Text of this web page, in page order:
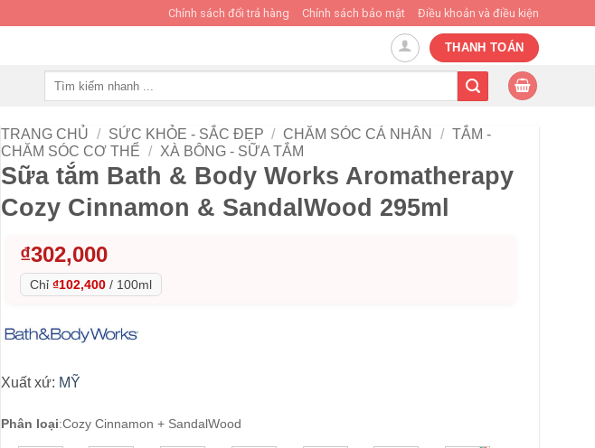
Chính sách đổi trả hàng Chính sách bảo mật Điều khoản và điều kiện
THANH TOÁN
TRANG CHỦ / SỨC KHỎE - SẮC ĐẸP / CHĂM SÓC CÁ NHÂN / TẮM -
CHĂM SÓC CƠ THỂ / XÀ BÔNG - SỮA TẮM
Sữa tắm Bath & Body Works Aromatherapy
Cozy Cinnamon & SandalWood 295ml
₫302,000
Chỉ ₫102,400 / 100ml
Xuất xứ: MỸ
Phân loại:Cozy Cinnamon + SandalWood